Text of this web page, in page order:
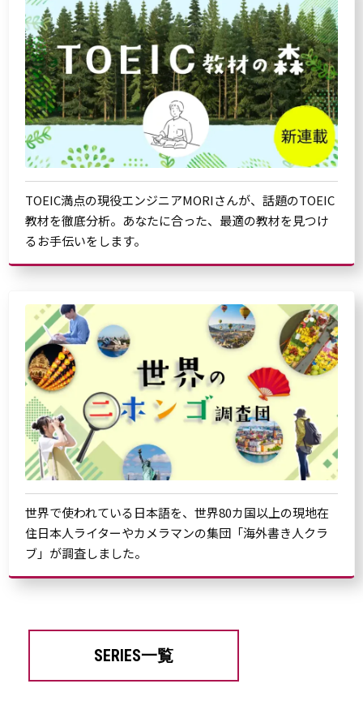
TOEIC満点の現役エンジニアMORIさんが、話題のTOEIC
教材を徹底分析。あなたに合った、最適の教材を見つけ
るお手伝いをします。
世界で使われている日本語を、世界80カ国以上の現地在
住日本人ライターやカメラマンの集団「海外書き人クラ
ブ」が調査しました。
SERIES一覧